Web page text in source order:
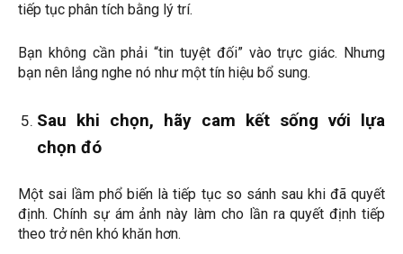
tiếp tục phân tích bằng lý trí.
Bạn không cần phải “tin tuyệt đối” vào trực giác. Nhưng
bạn nên lắng nghe nó như một tín hiệu bổ sung.
Sau khi chọn, hãy cam kết sống với lựa
chọn đó
Một sai lầm phổ biến là tiếp tục so sánh sau khi đã quyết
định. Chính sự ám ảnh này làm cho lần ra quyết định tiếp
theo trở nên khó khăn hơn.